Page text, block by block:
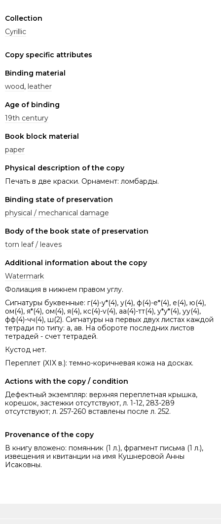
Collection
Cyrillic
Copy specific attributes
Binding material
wood, leather
Age of binding
19th century
Book block material
paper
Physical description of the copy
Печать в две краски. Орнамент: ломбарды.
Binding state of preservation
physical / mechanical damage
Body of the book state of preservation
torn leaf / leaves
Additional information about the copy
Watermark
Фолиация в нижнем правом углу.
Сигнатуры буквенные: г(4)-у*(4), у(4), ф(4)-е*(4), е(4), ю(4),
ом(4), я*(4), ом(4), я(4), кс(4)-v(4), аа(4)-тт(4), у*у*(4), уу(4),
фф(4)-чч(4), ш(2). Сигнатуры на первых двух листах каждой
тетради по типу: а, ав. На обороте последних листов
тетрадей - счет тетрадей.
Кустод нет.
Переплет (XIX в.): темно-коричневая кожа на досках.
Actions with the copy / condition
Дефектный экземпляр: верхняя переплетная крышка,
корешок, застежки отсутствуют, л. 1-12, 283-289
отсутствуют; л. 257-260 вставлены после л. 252.
Provenance of the copy
В книгу вложено: помянник (1 л.), фрагмент письма (1 л.),
извещения и квитанции на имя Кушнеровой Анны
Исаковны.